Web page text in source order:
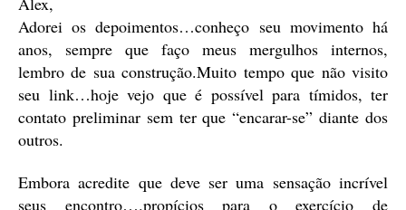
Adorei os depoimentos…conheço seu movimento há
anos, sempre que faço meus mergulhos internos,
lembro de sua construção.Muito tempo que não visito
seu link…hoje vejo que é possível para tímidos, ter
contato preliminar sem ter que “encarar-se” diante dos
outros.
Embora acredite que deve ser uma sensação incrível
seus encontro….propícios para o exercício de